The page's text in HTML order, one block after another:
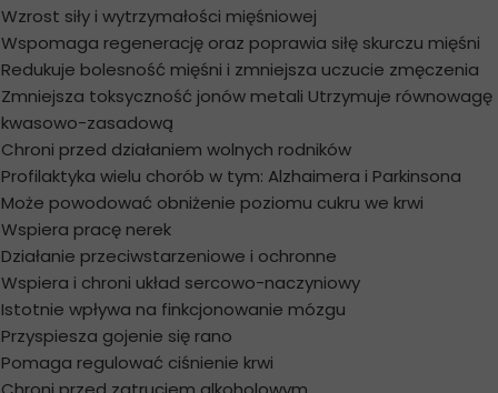
Wzrost siły i wytrzymałości mięśniowej
Wspomaga regenerację oraz poprawia siłę skurczu mięśni
Redukuje bolesność mięśni i zmniejsza uczucie zmęczenia
Zmniejsza toksyczność jonów metali Utrzymuje równowagę
kwasowo-zasadową
Chroni przed działaniem wolnych rodników
Profilaktyka wielu chorób w tym: Alzhaimera i Parkinsona
Może powodować obniżenie poziomu cukru we krwi
Wspiera pracę nerek
Działanie przeciwstarzeniowe i ochronne
Wspiera i chroni układ sercowo-naczyniowy
Istotnie wpływa na finkcjonowanie mózgu
Przyspiesza gojenie się rano
Pomaga regulować ciśnienie krwi